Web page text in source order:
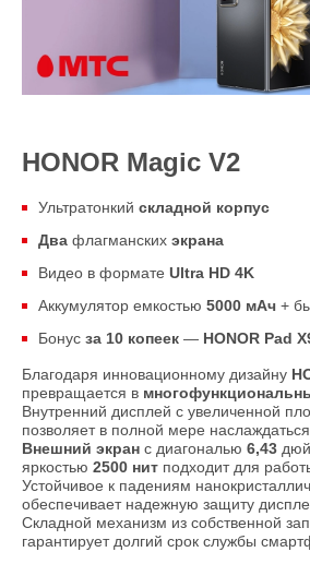
HONOR Magic V2
Ультратонкий складной корпус
Два флагманских экрана
Видео в формате Ultra HD 4K
Аккумулятор емкостью 5000 мАч +
Бонус за 10 копеек — HONOR Pad
Благодаря инновационному дизайну
превращается в
Внутренний дисплей с увеличенной
позволяет в полной мере
Внешний экран с диагональю 6,43
яркостью 2500 нит подходит для
Устойчивое к падениям
обеспечивает надежную защиту
Складной механизм из собственной
гарантирует долгий срок службы